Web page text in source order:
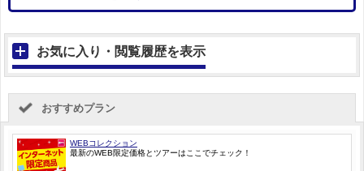
お気に入り・閲覧履歴を表示
おすすめプラン
WEBコレクション
最新のWEB限定価格とツアーはここでチェック！